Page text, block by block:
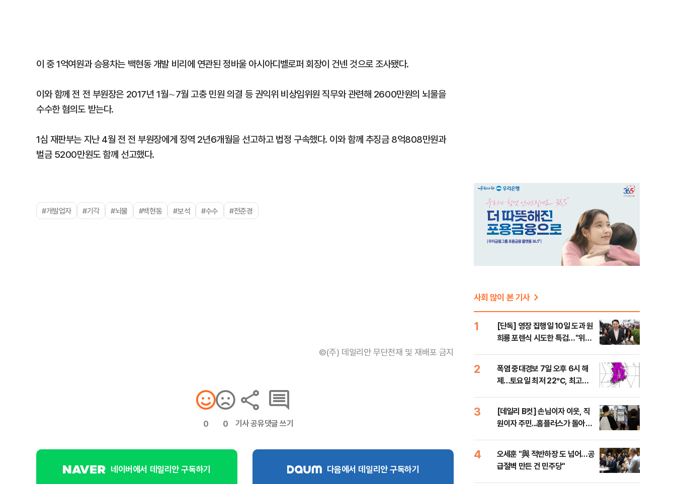
이 중 1억여원과 승용차는 백현동 개발 비리에 연관된 정바울 아시아디벨로퍼 회장이 건넨 것으로 조사됐다.
이와 함께 전 전 부원장은 2017년 1월∼7월 고충 민원 의결 등 권익위 비상임위원 직무와 관련해 2600만원의 뇌물을
수수한 혐의도 받는다.
1심 재판부는 지난 4월 전 전 부원장에게 징역 2년6개월을 선고하고 법정 구속했다. 이와 함께 추징금 8억808만원과
벌금 5200만원도 함께 선고했다.
#개발업자 #기각 #뇌물 #백현동 #보석 #수수 #전준경
©(주) 데일리안 무단전재 및 재배포 금지
0 0 기사 공유댓글 쓰기
네이버에서 데일리안 구독하기 다음에서 데일리안 구독하기
사회 많이 본 기사
1
[단독] 영장 집행일 10일 도과 원
희룡 포렌식 시도한 특검…"위법
2
폭염 중대경보 7일 오후 6시 해
제…토요일 최저 22℃, 최고
3
[데일리 B컷] 손님이자 이웃, 직
원이자 주민...홈플러스가 돌아왔
4
오세훈 "與 적반하장 도 넘어…공
급절벽 만든 건 민주당"